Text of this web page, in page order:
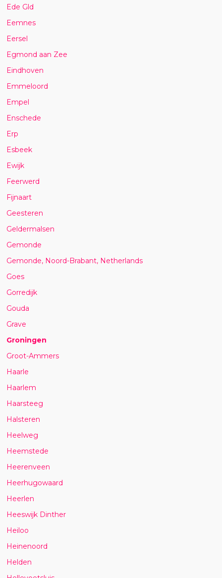
Ede Gld
Eemnes
Eersel
Egmond aan Zee
Eindhoven
Emmeloord
Empel
Enschede
Erp
Esbeek
Ewijk
Feerwerd
Fijnaart
Geesteren
Geldermalsen
Gemonde
Gemonde, Noord-Brabant, Netherlands
Goes
Gorredijk
Gouda
Grave
Groningen
Groot-Ammers
Haarle
Haarlem
Haarsteeg
Halsteren
Heelweg
Heemstede
Heerenveen
Heerhugowaard
Heerlen
Heeswijk Dinther
Heiloo
Heinenoord
Helden